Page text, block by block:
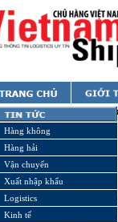
Hàng không
Hàng hải
Vận chuyển
Xuất nhập khẩu
Logistics
Kinh tế